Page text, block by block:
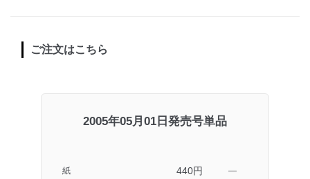
ご注文はこちら
2005年05月01日発売号単品
紙 440円 ―